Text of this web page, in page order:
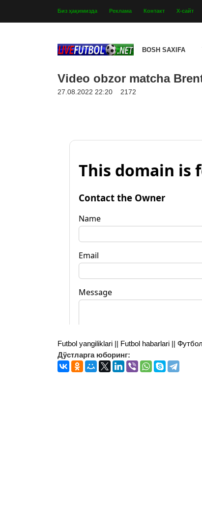
Биз ҳақимизда Реклама Контакт Х-сайт
BOSH SAXIFA
Video obzor matcha
27.08.2022 22:20 2172
Futbol yangiliklari || Futbol habarlari ||
Дўстларга юборинг: